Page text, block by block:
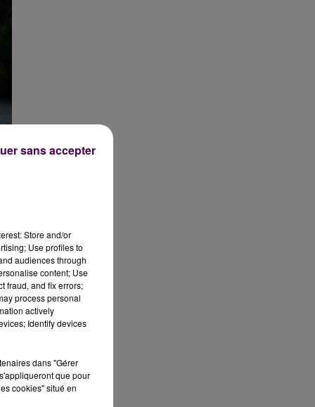
Store and/or
Use profiles to
audiences through
content; Use
fraud, and fix errors;
process personal
actively
Identify devices
dans "Gérer
que pour
cookies" situé en
sans accepter